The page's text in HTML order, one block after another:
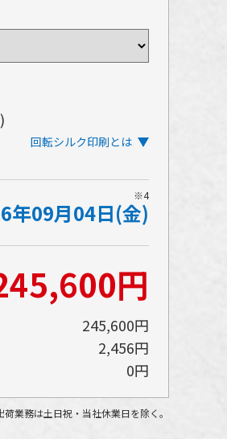
回転シルク印刷とは
周する広範囲の印刷
る印刷方法であるた
文字や小さな柄の再
。
※4
年09月04日(金)
円
245,600円
2,456円
0円
業務は土日祝・当社休業日を除く。